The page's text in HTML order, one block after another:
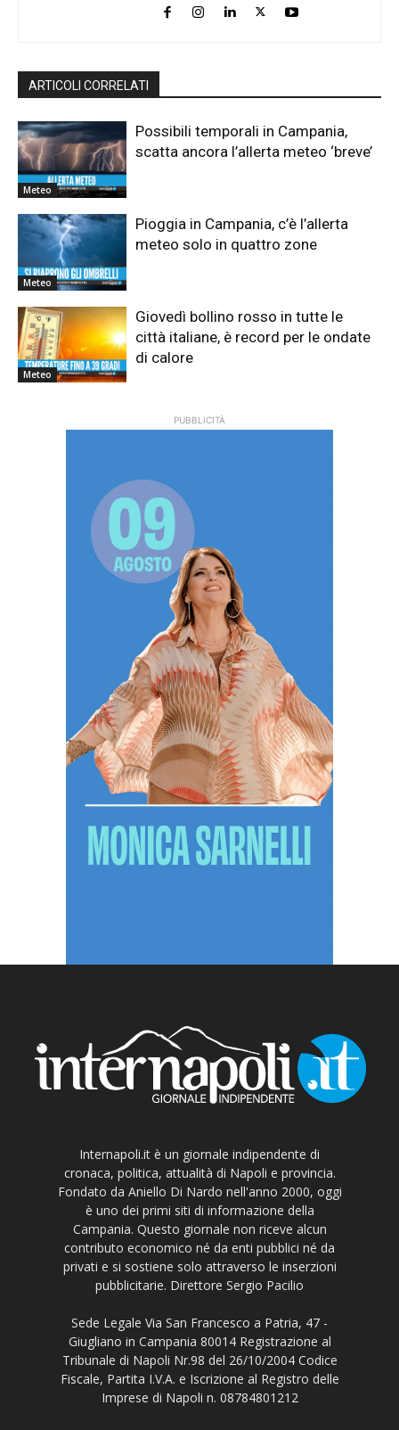
ARTICOLI CORRELATI
Meteo
Possibili temporali in Campania,
scatta ancora l’allerta meteo ‘breve’
Meteo
Pioggia in Campania, c’è l’allerta
meteo solo in quattro zone
Meteo
Giovedì bollino rosso in tutte le
città italiane, è record per le ondate
di calore
PUBBLICITÀ
Internapoli.it è un giornale indipendente di
cronaca, politica, attualità di Napoli e provincia.
Fondato da Aniello Di Nardo nell'anno 2000, oggi
è uno dei primi siti di informazione della
Campania. Questo giornale non riceve alcun
contributo economico né da enti pubblici né da
privati e si sostiene solo attraverso le inserzioni
pubblicitarie. Direttore Sergio Pacilio
Sede Legale Via San Francesco a Patria, 47 -
Giugliano in Campania 80014 Registrazione al
Tribunale di Napoli Nr.98 del 26/10/2004 Codice
Fiscale, Partita I.V.A. e Iscrizione al Registro delle
Imprese di Napoli n. 08784801212